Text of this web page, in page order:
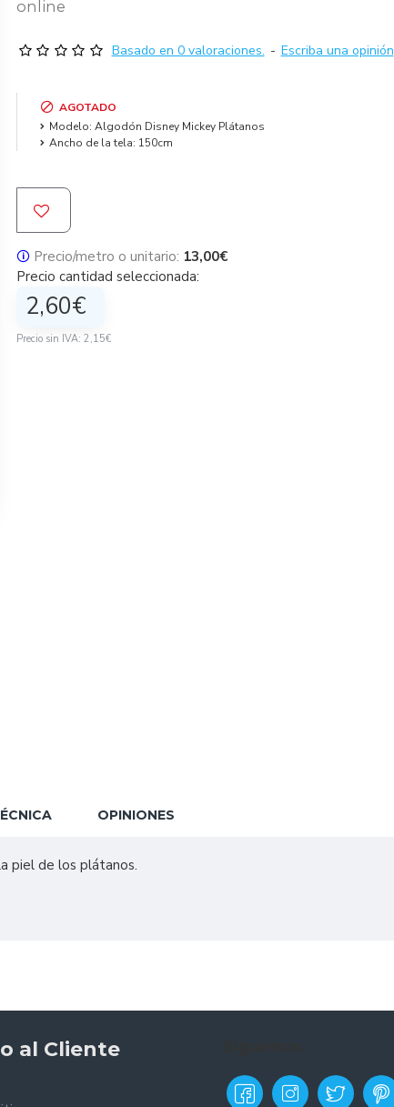
AGOTADO
Modelo: Algodón Disney Mickey Plátanos
Ancho de la tela: 150cm
online
Basado en 0 valoraciones. - Escriba una opinión
🛈 Precio/metro o unitario: 13,00€
Precio cantidad seleccionada:
2,60€
Precio sin IVA: 2,15€
OPINIONES
piel de los plátanos.
al Cliente